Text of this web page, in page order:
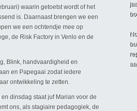
waarin getoetst wordt of het
is. Daarnaast brengen we een
we een ochtendje mee op
de Risk Factory in Venlo en de
Blink, handvaardigheid en
en Papegaai zodat iedere
ontwikkeling te zetten.
dinsdag staat juf Marian voor de
ons, als stagiaire pedagogiek, de